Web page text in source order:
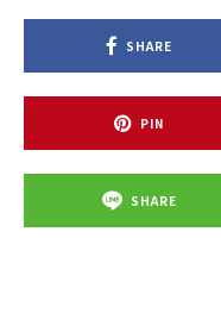
SHARE
PIN
SHARE